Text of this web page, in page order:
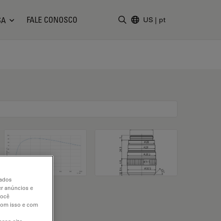
FALE CONOSCO US | pt
anúncios e
isso e com